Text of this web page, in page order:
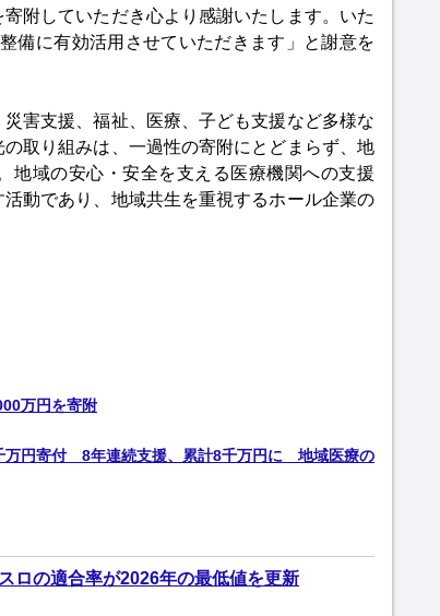
附していただき心より感謝いたします。いた
備に有効活用させていただきます」と謝意を
害支援、福祉、医療、子ども支援など多様な
取り組みは、一過性の寄附にとどまらず、地
地域の安心・安全を支える医療機関への支援
動であり、地域共生を重視するホール企業の
万円を寄附
万円寄付 8年連続支援、累計8千万円に 地域医療の
ロの適合率が2026年の最低値を更新